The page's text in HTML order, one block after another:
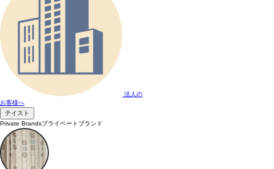
法人の
お客様へ
テイスト
Private Brandsプライベートブランド